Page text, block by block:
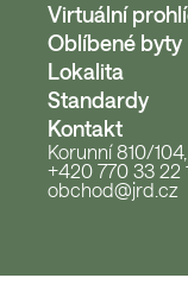
Virtuální
Oblíbené byty
Lokalita
Standardy
Kontakt
Korunní 810/
+420 770 33 22
obchod@jrd.cz